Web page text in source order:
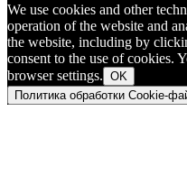
We use cookies and other
operation of the website and
the website, including by
consent to the use of cookies.
browser settings. OK
Политика обработки Cookie-